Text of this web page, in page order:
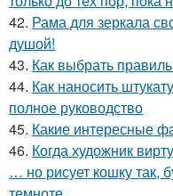
42. Рама для зеркала
душой!
43. Как выбрать
44. Как наносить
полное руководство
45. Какие интересные
46. Когда художник
… но рисует кошку так,